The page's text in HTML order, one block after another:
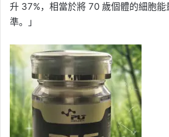
升 37%，相當於將 70 歲個體的細胞
準。」